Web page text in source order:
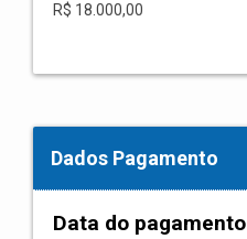
R$ 18.000,00
Dados Pagamento
Data do pagamento